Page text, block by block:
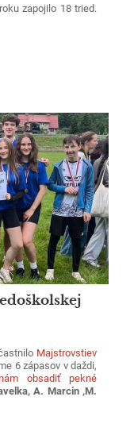
zapojilo 18 tried.
vzťah k nášmu
ročníky budú
Majstrovstiev
6 zápasov v daždi,
obsadiť pekné
A. Marcin ,M.